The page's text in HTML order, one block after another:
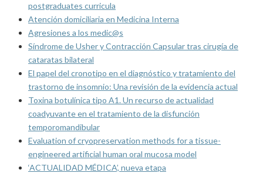
postgraduates curricula
Atención domiciliaria en Medicina Interna
Agresiones a los medic@s
Síndrome de Usher y Contracción Capsular tras cirugía de
cataratas bilateral
El papel del cronotipo en el diagnóstico y tratamiento del
trastorno de insomnio: Una revisión de la evidencia actual
Toxina botulínica tipo A1. Un recurso de actualidad
coadyuvante en el tratamiento de la disfunción
temporomandibular
Evaluation of cryopreservation methods for a tissue-
engineered artificial human oral mucosa model
‘ACTUALIDAD MÉDICA’, nueva etapa